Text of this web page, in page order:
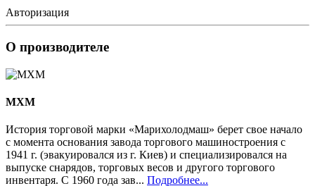
Авторизация
О производителе
MXM
История торговой марки «Марихолодмаш» берет свое начало
с момента основания завода торгового машиностроения с
1941 г. (эвакуировался из г. Киев) и специализировался на
выпуске снарядов, торговых весов и другого торгового
инвентаря. С 1960 года зав... Подробнее...